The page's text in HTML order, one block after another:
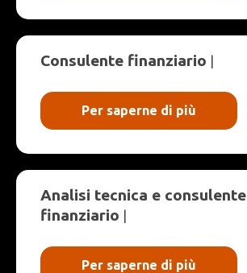
Consulente finanziario
Per saperne di più
Analisi tecnica e consulente
finanziario
Per saperne di più